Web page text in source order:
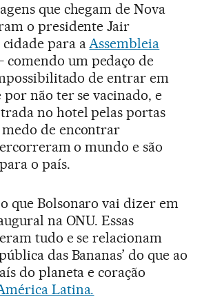
que chegam de Nova
o presidente Jair
para aAssembleia
comendo um pedaço de
de entrar em
não ter se vacinado, e
no hotel pelas portas
de encontrar
o mundo e são
o país.
que Bolsonaro vai dizer em
na ONU. Essas
tudo e se relacionam
das Bananas’ do que ao
do planeta e coração
Latina.